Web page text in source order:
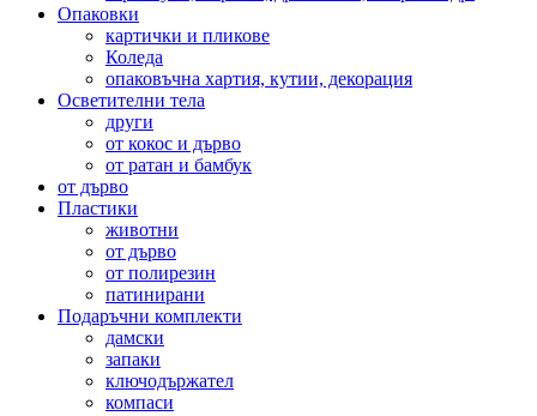
Опаковки
картички и пликове
Коледа
опаковъчна хартия, кутии, декорация
Осветителни тела
други
от кокос и дърво
от ратан и бамбук
от дърво
Пластики
животни
от дърво
от полирезин
патинирани
Подаръчни комплекти
дамски
запаки
ключодържател
компаси